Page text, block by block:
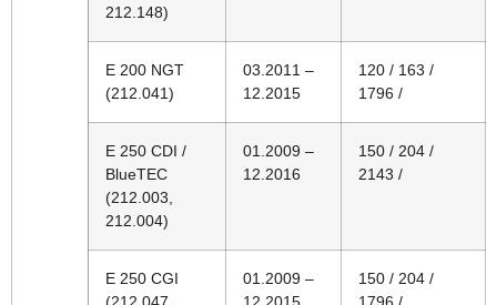
212.148)
E 200 NGT
(212.041)
03.2011 –
12.2015
120 / 163 /
1796 /
E 250 CDI /
BlueTEC
(212.003,
212.004)
01.2009 –
12.2016
150 / 204 /
2143 /
E 250 CGI
01.2009 –
150 / 204 /